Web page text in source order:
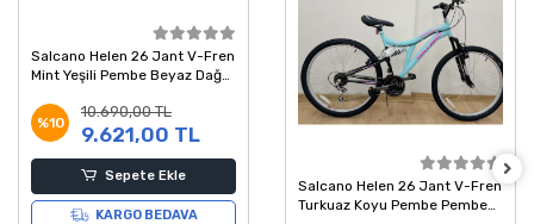
Salcano Helen 26 Jant V-Fren
Mint Yeşili Pembe Beyaz Dağ
%10
10.690,00 TL
9.621,00 TL
Sepete Ekle
KARGO BEDAVA
Salcano Helen 26 Jant V-Fren
Turkuaz Koyu Pembe Pembe